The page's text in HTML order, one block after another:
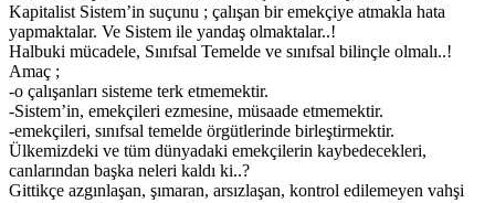
Kapitalist Sistem’in suçunu ; çalışan bir emekçiye atmakla hata
yapmaktalar. Ve Sistem ile yandaş olmaktalar..!
Halbuki mücadele, Sınıfsal Temelde ve sınıfsal bilinçle olmalı..!
Amaç ;
-o çalışanları sisteme terk etmemektir.
-Sistem’in, emekçileri ezmesine, müsaade etmemektir.
-emekçileri, sınıfsal temelde örgütlerinde birleştirmektir.
Ülkemizdeki ve tüm dünyadaki emekçilerin kaybedecekleri,
canlarından başka neleri kaldı ki..?
Gittikçe azgınlaşan, şımaran, arsızlaşan, kontrol edilemeyen vahşi